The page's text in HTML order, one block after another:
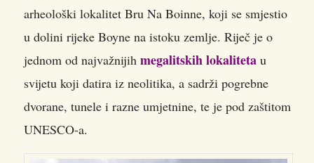
arheološki lokalitet Bru Na Boinne, koji se smjestio
u dolini rijeke Boyne na istoku zemlje. Riječ je o
jednom od najvažnijih megalitskih lokaliteta u
svijetu koji datira iz neolitika, a sadrži pogrebne
dvorane, tunele i razne umjetnine, te je pod zaštitom
UNESCO-a.